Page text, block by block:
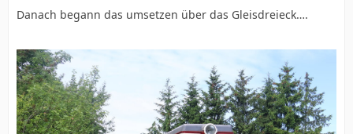
Danach begann das umsetzen über das Gleisdreieck….